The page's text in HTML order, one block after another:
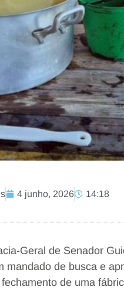
4 junho, 2026 14:18
Geral de Senador
mandado de busca e
de uma